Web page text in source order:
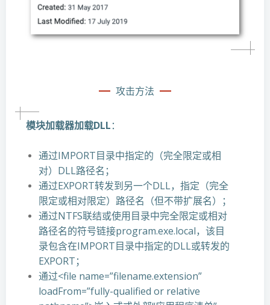
攻击方法
模块加载器加载DLL：
通过IMPORT目录中指定的（完全限定或相
对）DLL路径名；
通过EXPORT转发到另一个DLL，指定（完全
限定或相对限定）路径名（但不带扩展名）；
通过NTFS联结或使用目录中完全限定或相对
路径名的符号链接program.exe.local，该目
录包含在IMPORT目录中指定的DLL或转发的
EXPORT；
通过<file name=”filename.extension”
loadFrom=”fully-qualified or relative